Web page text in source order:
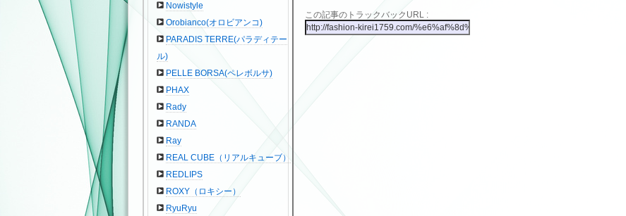
この記事のトラックバックURL :
Nowistyle
Orobianco(オロビアンコ)
PARADIS TERRE(パラディテー
ル)
PELLE BORSA(ペレボルサ)
PHAX
Rady
RANDA
Ray
REAL CUBE（リアルキューブ）
REDLIPS
ROXY（ロキシー）
RyuRyu